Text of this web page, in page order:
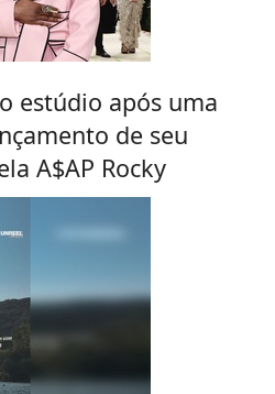
estúdio após uma
de seu
A$AP Rocky